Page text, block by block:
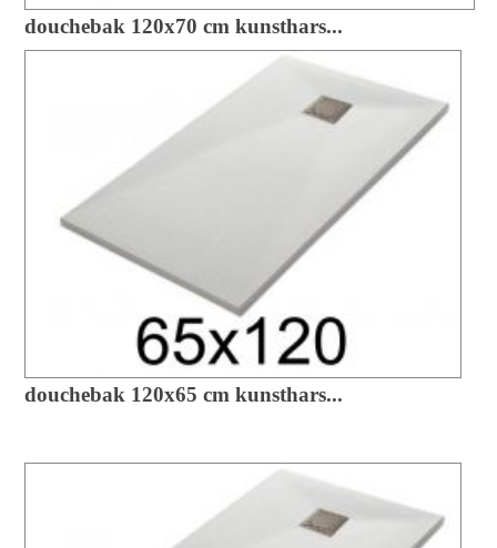
douchebak 120x70 cm kunsthars...
douchebak 120x65 cm kunsthars...